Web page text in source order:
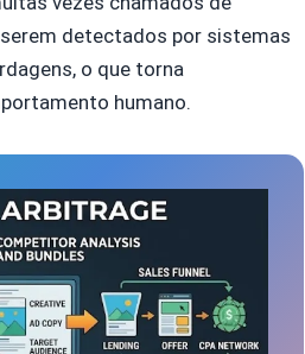
serem detectados por sistemas
o que torna
humano.